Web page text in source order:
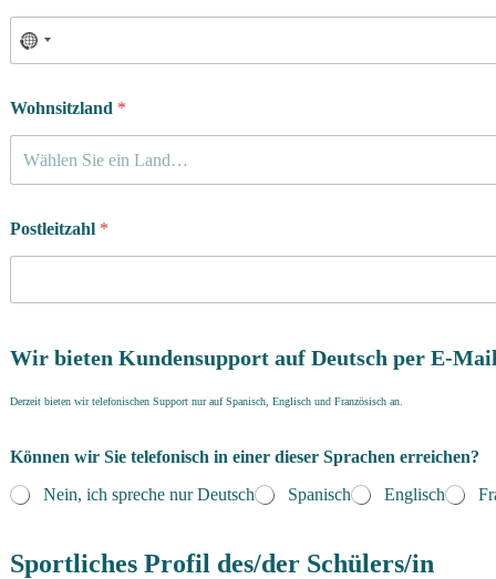
Wohnsitzland *
Wählen Sie ein Land…
Postleitzahl *
Wir bieten Kundensupport auf Deutsch per E-
Derzeit bieten wir telefonischen Support nur auf Spanisch, Englisch und Französisch an.
Können wir Sie telefonisch in einer dieser Sprachen erreichen?
Nein, ich spreche nur Deutsch
Spanisch Englisch
Sportliches Profil des/der Schülers/in